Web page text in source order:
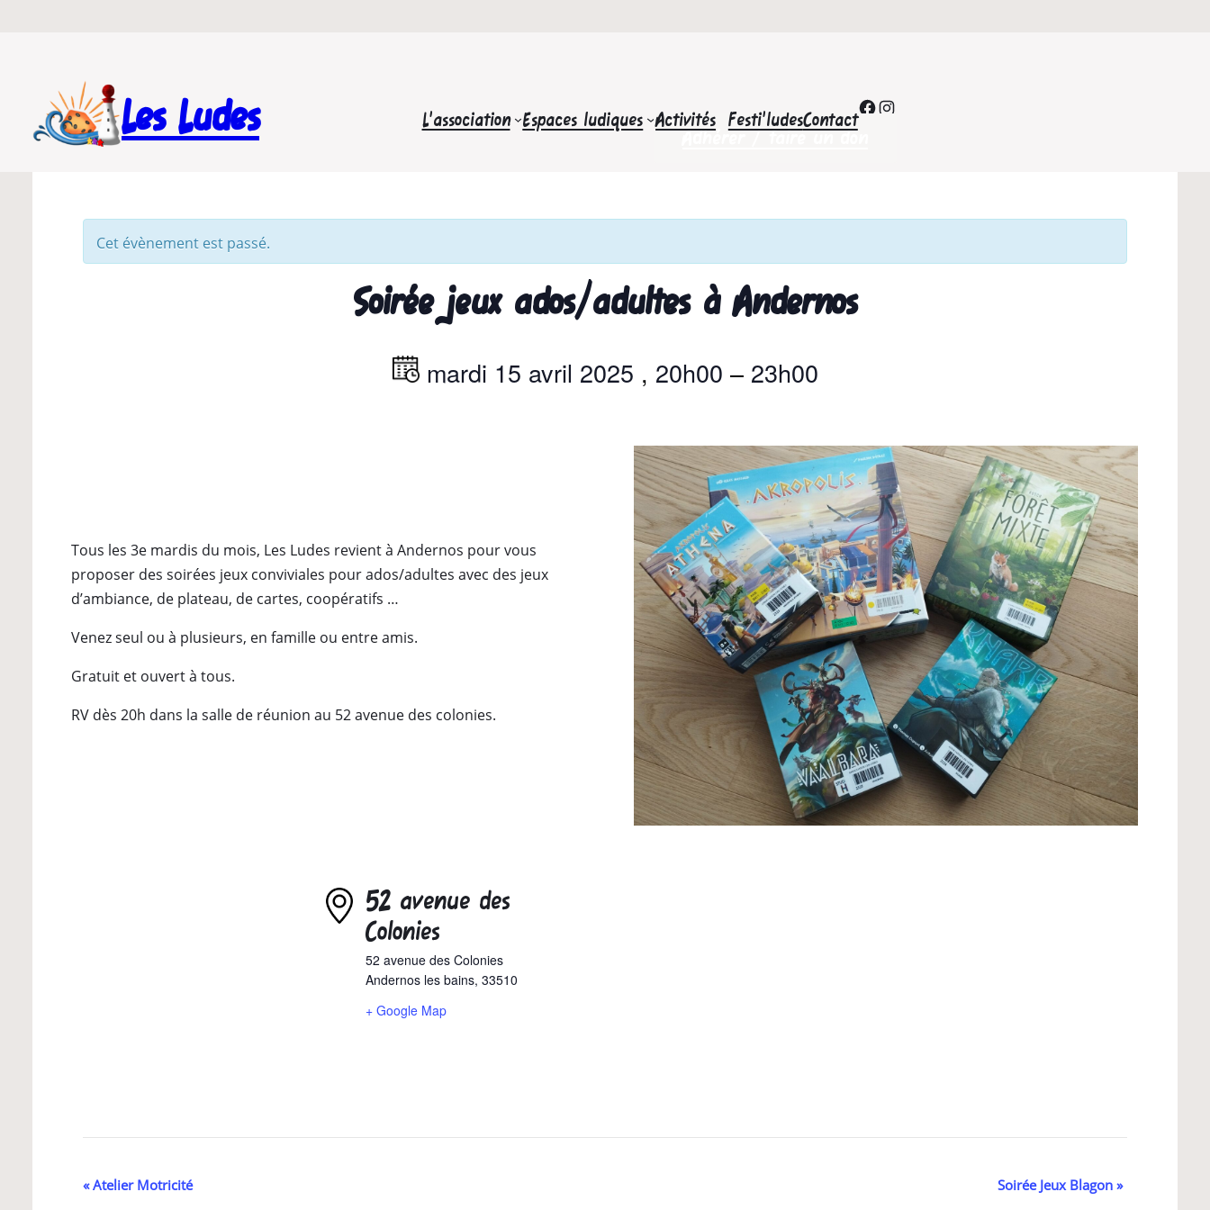
Les Ludes L’association Espaces ludiques Activités Festi’ludesContactFacebook
Instagram
Adhérer / faire un don
Cet évènement est passé.
Soirée jeux ados/adultes à Andernos
mardi 15 avril 2025 , 20h00 – 23h00
Tous les 3e mardis du mois, Les Ludes revient à Andernos pour vous
proposer des soirées jeux conviviales pour ados/adultes avec des jeux
d’ambiance, de plateau, de cartes, coopératifs …
Venez seul ou à plusieurs, en famille ou entre amis.
Gratuit et ouvert à tous.
RV dès 20h dans la salle de réunion au 52 avenue des colonies.
52 avenue des
Colonies
52 avenue des Colonies
Andernos les bains, 33510
+ Google Map
Navigation
«Atelier Motricité Soirée Jeux Blagon »